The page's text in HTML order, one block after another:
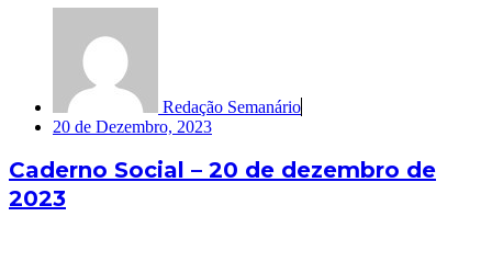
Redação Semanário
20 de Dezembro, 2023
Caderno Social – 20 de dezembro de
2023